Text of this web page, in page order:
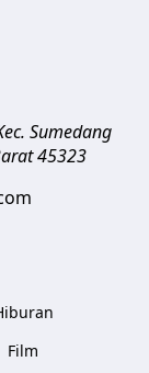
Sumedang
45323
Film